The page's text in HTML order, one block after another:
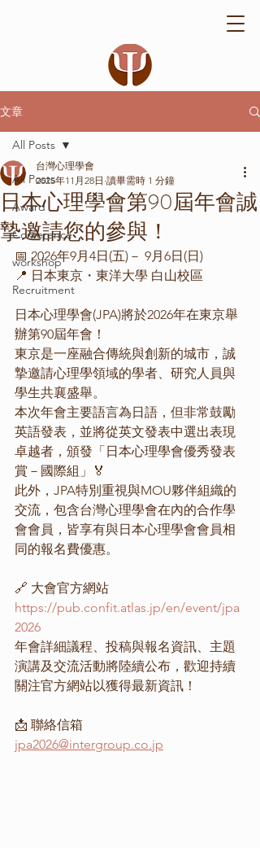
文章
All Posts
Award
Conference
workshop
Recruitment
All Posts
日本心理學會第90屆年會誠
摯邀請您的參與！
台灣心理學會
2025年11月28日 讀畢需時 1 分鐘
📅 2026年9月4日(五)－ 9月6日(日)
📍 日本東京・東洋大學 白山校區
日本心理學會(JPA)將於2026年在東京舉
辦第90屆年會！
東京是一座融合傳統與創新的城市，誠
摯邀請心理學領域的學者、研究人員與
學生共襄盛舉。
本次年會主要語言為日語，但非常鼓勵
英語發表，並將從英文發表中選出表現
卓越者，頒發「日本心理學會優秀發表
賞－國際組」🏅
此外，JPA特別重視與MOU夥伴組織的
交流，包含台灣心理學會在內的合作學
會會員，皆享有與日本心理學會會員相
同的報名費優惠。
🔗 大會官方網站
https://pub.confit.atlas.jp/en/event/jpa
2026
年會詳細議程、投稿與報名資訊、主題
演講及交流活動將陸續公布，歡迎持續
關注官方網站以獲得最新資訊！
📩 聯絡信箱
jpa2026@intergroup.co.jp